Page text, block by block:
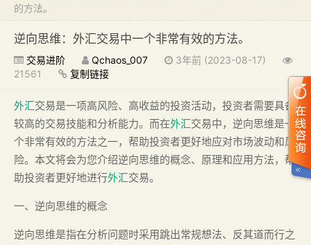
的方法。
逆向思维：外汇交易中一个非常有效的方法。
交易进阶 Qchaos_007
3年前 (2023-08-17)
21561
复制链接
外汇交易是一项高风险、高收益的投资活动，投资者需要具备
较高的交易技能和分析能力。而在外汇交易中，逆向思维是一
个非常有效的方法之一，帮助投资者更好地应对市场波动和风
险。本文将会为您介绍逆向思维的概念、原理和应用方法，帮
助投资者更好地进行外汇交易。
一、逆向思维的概念
逆向思维是指在分析问题时采用跳出常规想法、反其道而行之